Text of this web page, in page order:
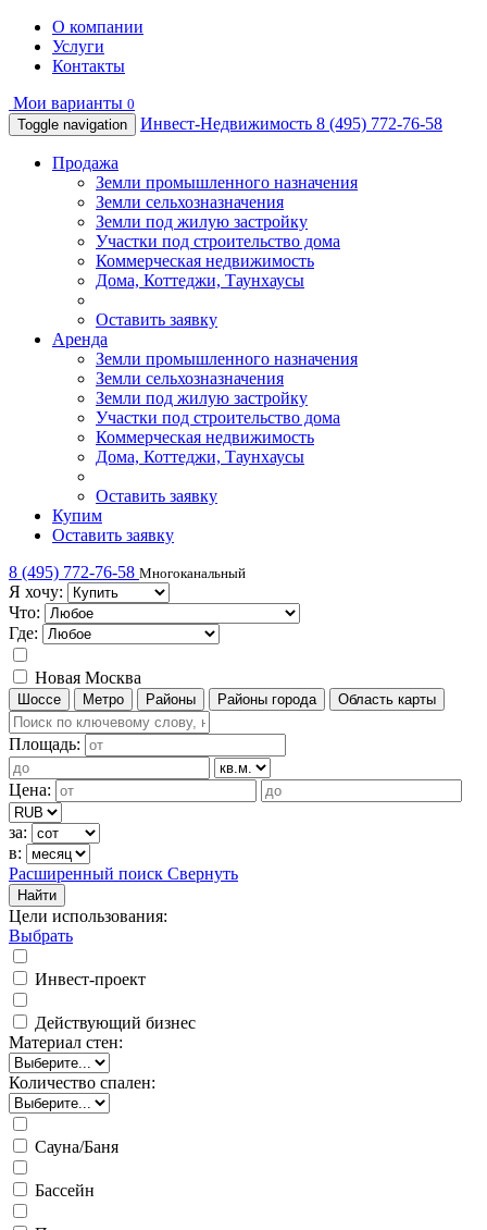
О компании
Услуги
Контакты
Мои варианты 0
Toggle navigation
Инвест-Недвижимость 8 (495) 772-76-58
Продажа
Земли промышленного назначения
Земли сельхозназначения
Земли под жилую застройку
Участки под строительство дома
Коммерческая недвижимость
Дома, Коттеджи, Таунхаусы
Оставить заявку
Аренда
Земли промышленного назначения
Земли сельхозназначения
Земли под жилую застройку
Участки под строительство дома
Коммерческая недвижимость
Дома, Коттеджи, Таунхаусы
Оставить заявку
Купим
Оставить заявку
8 (495) 772-76-58 Многоканальный
Я хочу:
Что:
Где:
Новая Москва
Шоссе Метро Районы Районы города Область карты
Площадь:
Цена:
за:
в:
Расширенный поиск Свернуть
Найти
Цели использования:
Выбрать
Инвест-проект
Действующий бизнес
Материал стен:
Количество спален:
Сауна/Баня
Бассейн